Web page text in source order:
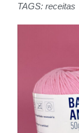
TAGS: receitas